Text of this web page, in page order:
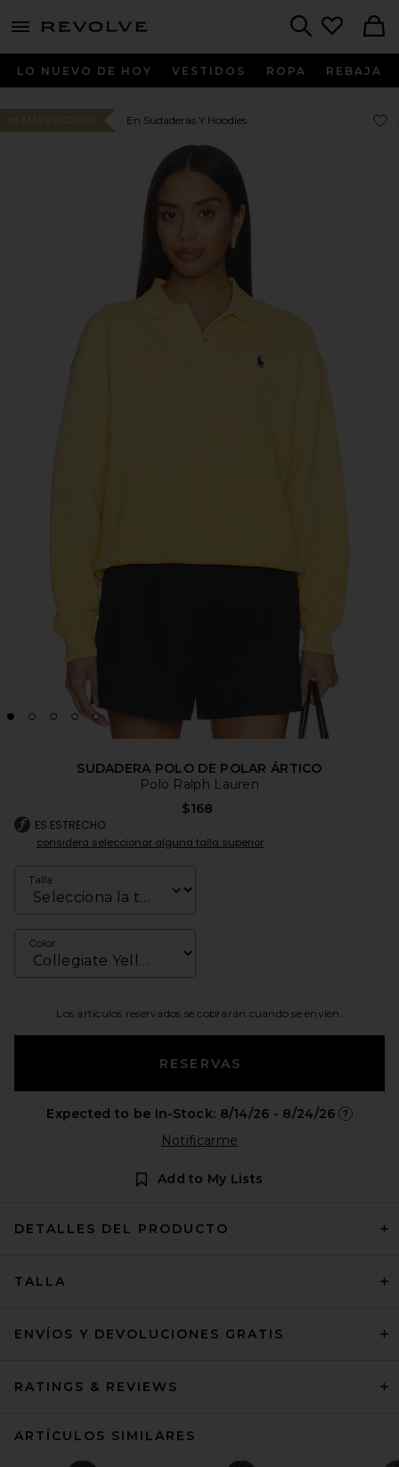
menu - shows more content
LO NUEVO DE HOY VESTIDOS ROPA REBAJA
#5 MÁS VENDIDOS En Sudaderas Y Hoodies
SUDADERA POLO DE POLAR ÁRTICO
Polo Ralph Lauren
$168
ES ESTRECHO
considera seleccionar alguna talla superior
Talla
Color
Los artículos reservados se cobrarán cuando se envíen.
RESERVAS
Expected to be In-Stock: 8/14/26 - 8/24/26
Notificarme
Add to My Lists
DETALLES DEL PRODUCTO
TALLA
ENVÍOS Y DEVOLUCIONES GRATIS
RATINGS & REVIEWS
ARTÍCULOS SIMILARES